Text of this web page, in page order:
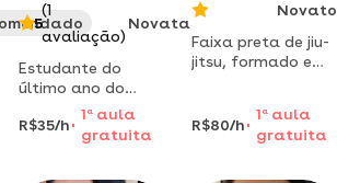
5
(1
avaliação)
Novata
Estudante do
último ano do
ensino médio dá
reforço escolar
para ensino
R$35/h
1 a aula
gratuita
Novato
Faixa preta de jiu-
jitsu, formado em
capoeira com
muitos anos de
R$80/h
1 aaula
gratuita